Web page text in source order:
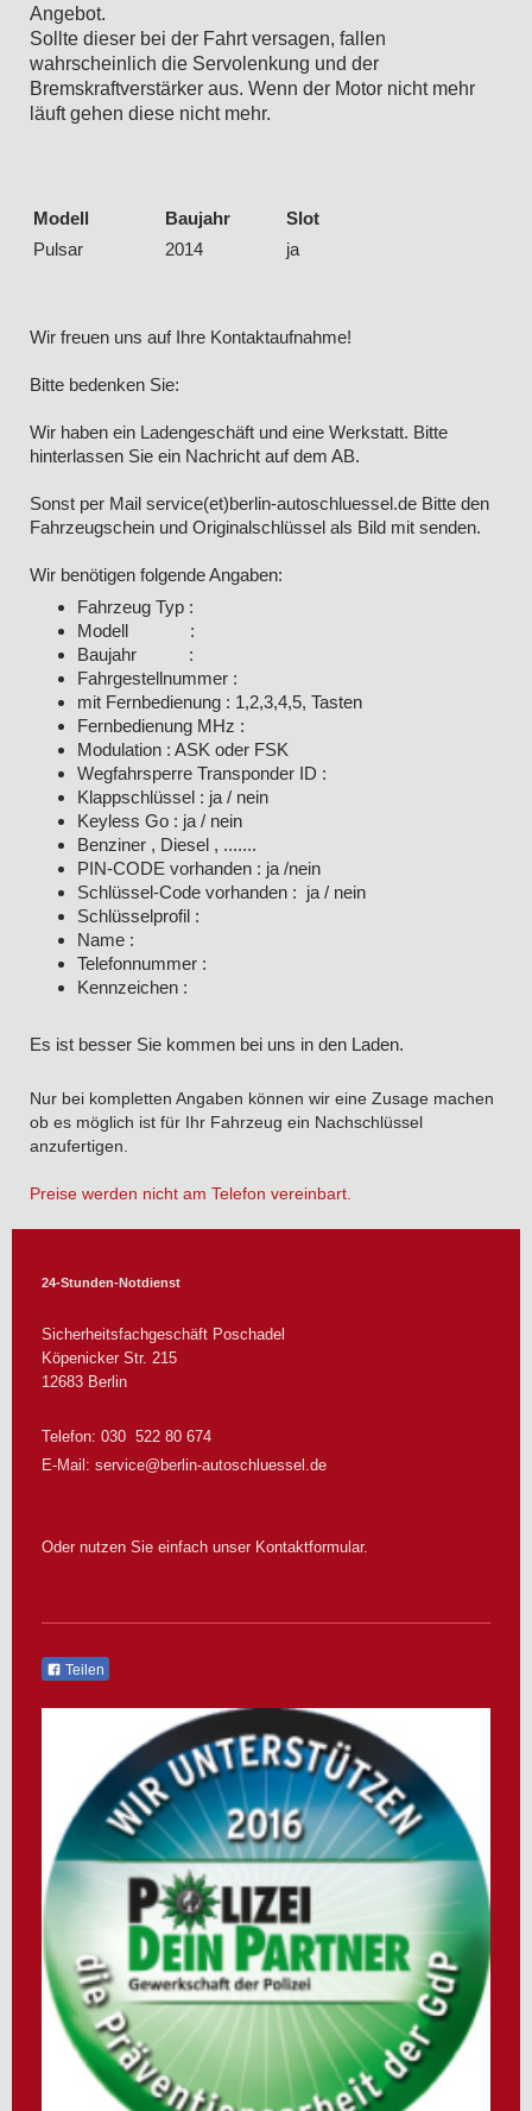
Angebot.
Sollte dieser bei der Fahrt versagen, fallen
wahrscheinlich die Servolenkung und der
Bremskraftverstärker aus. Wenn der Motor nicht mehr
läuft gehen diese nicht mehr.
Modell Baujahr
Slot
Pulsar
2014 ja
Wir freuen uns auf Ihre Kontaktaufnahme!
Bitte bedenken Sie:
Wir haben ein Ladengeschäft und eine Werkstatt. Bitte
hinterlassen Sie ein Nachricht auf dem AB.
Sonst per Mail service(et)berlin-autoschluessel.de Bitte den
Fahrzeugschein und Originalschlüssel als Bild mit senden.
Wir benötigen folgende Angaben:
Fahrzeug Typ :
Modell :
Baujahr :
Fahrgestellnummer :
mit Fernbedienung : 1,2,3,4,5, Tasten
Fernbedienung MHz :
Modulation : ASK oder FSK
Wegfahrsperre Transponder ID :
Klappschlüssel : ja / nein
Keyless Go : ja / nein
Benziner , Diesel , .......
PIN-CODE vorhanden : ja /nein
Schlüssel-Code vorhanden : ja / nein
Schlüsselprofil :
Name :
Telefonnummer :
Kennzeichen :
Es ist besser Sie kommen bei uns in den Laden.
Nur bei kompletten Angaben können wir eine Zusage machen
ob es möglich ist für Ihr Fahrzeug ein Nachschlüssel
anzufertigen.
Preise werden nicht am Telefon vereinbart.
24-Stunden-Notdienst
Sicherheitsfachgeschäft Poschadel
Köpenicker Str. 215
12683 Berlin
Telefon: 030 522 80 674
E-Mail: service@berlin-autoschluessel.de
Oder nutzen Sie einfach unser Kontaktformular.
Teilen